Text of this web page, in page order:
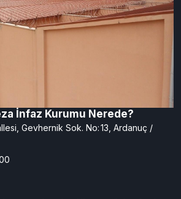
İnfaz Kurumu Nerede?
Gevhernik Sok. No: 13, Ardanuç /